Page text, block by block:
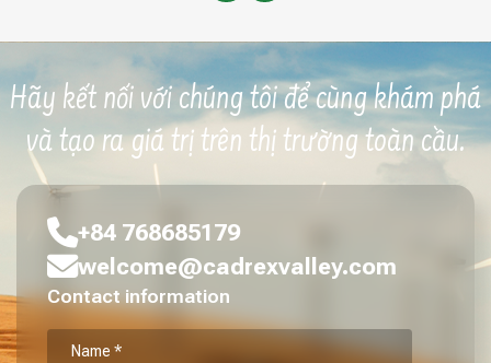
Hãy kết nối với chúng tôi để cùng khám phá
và tạo ra giá trị trên thị trường toàn cầu.
+84 768685179
welcome@cadrexvalley.com
Contact information